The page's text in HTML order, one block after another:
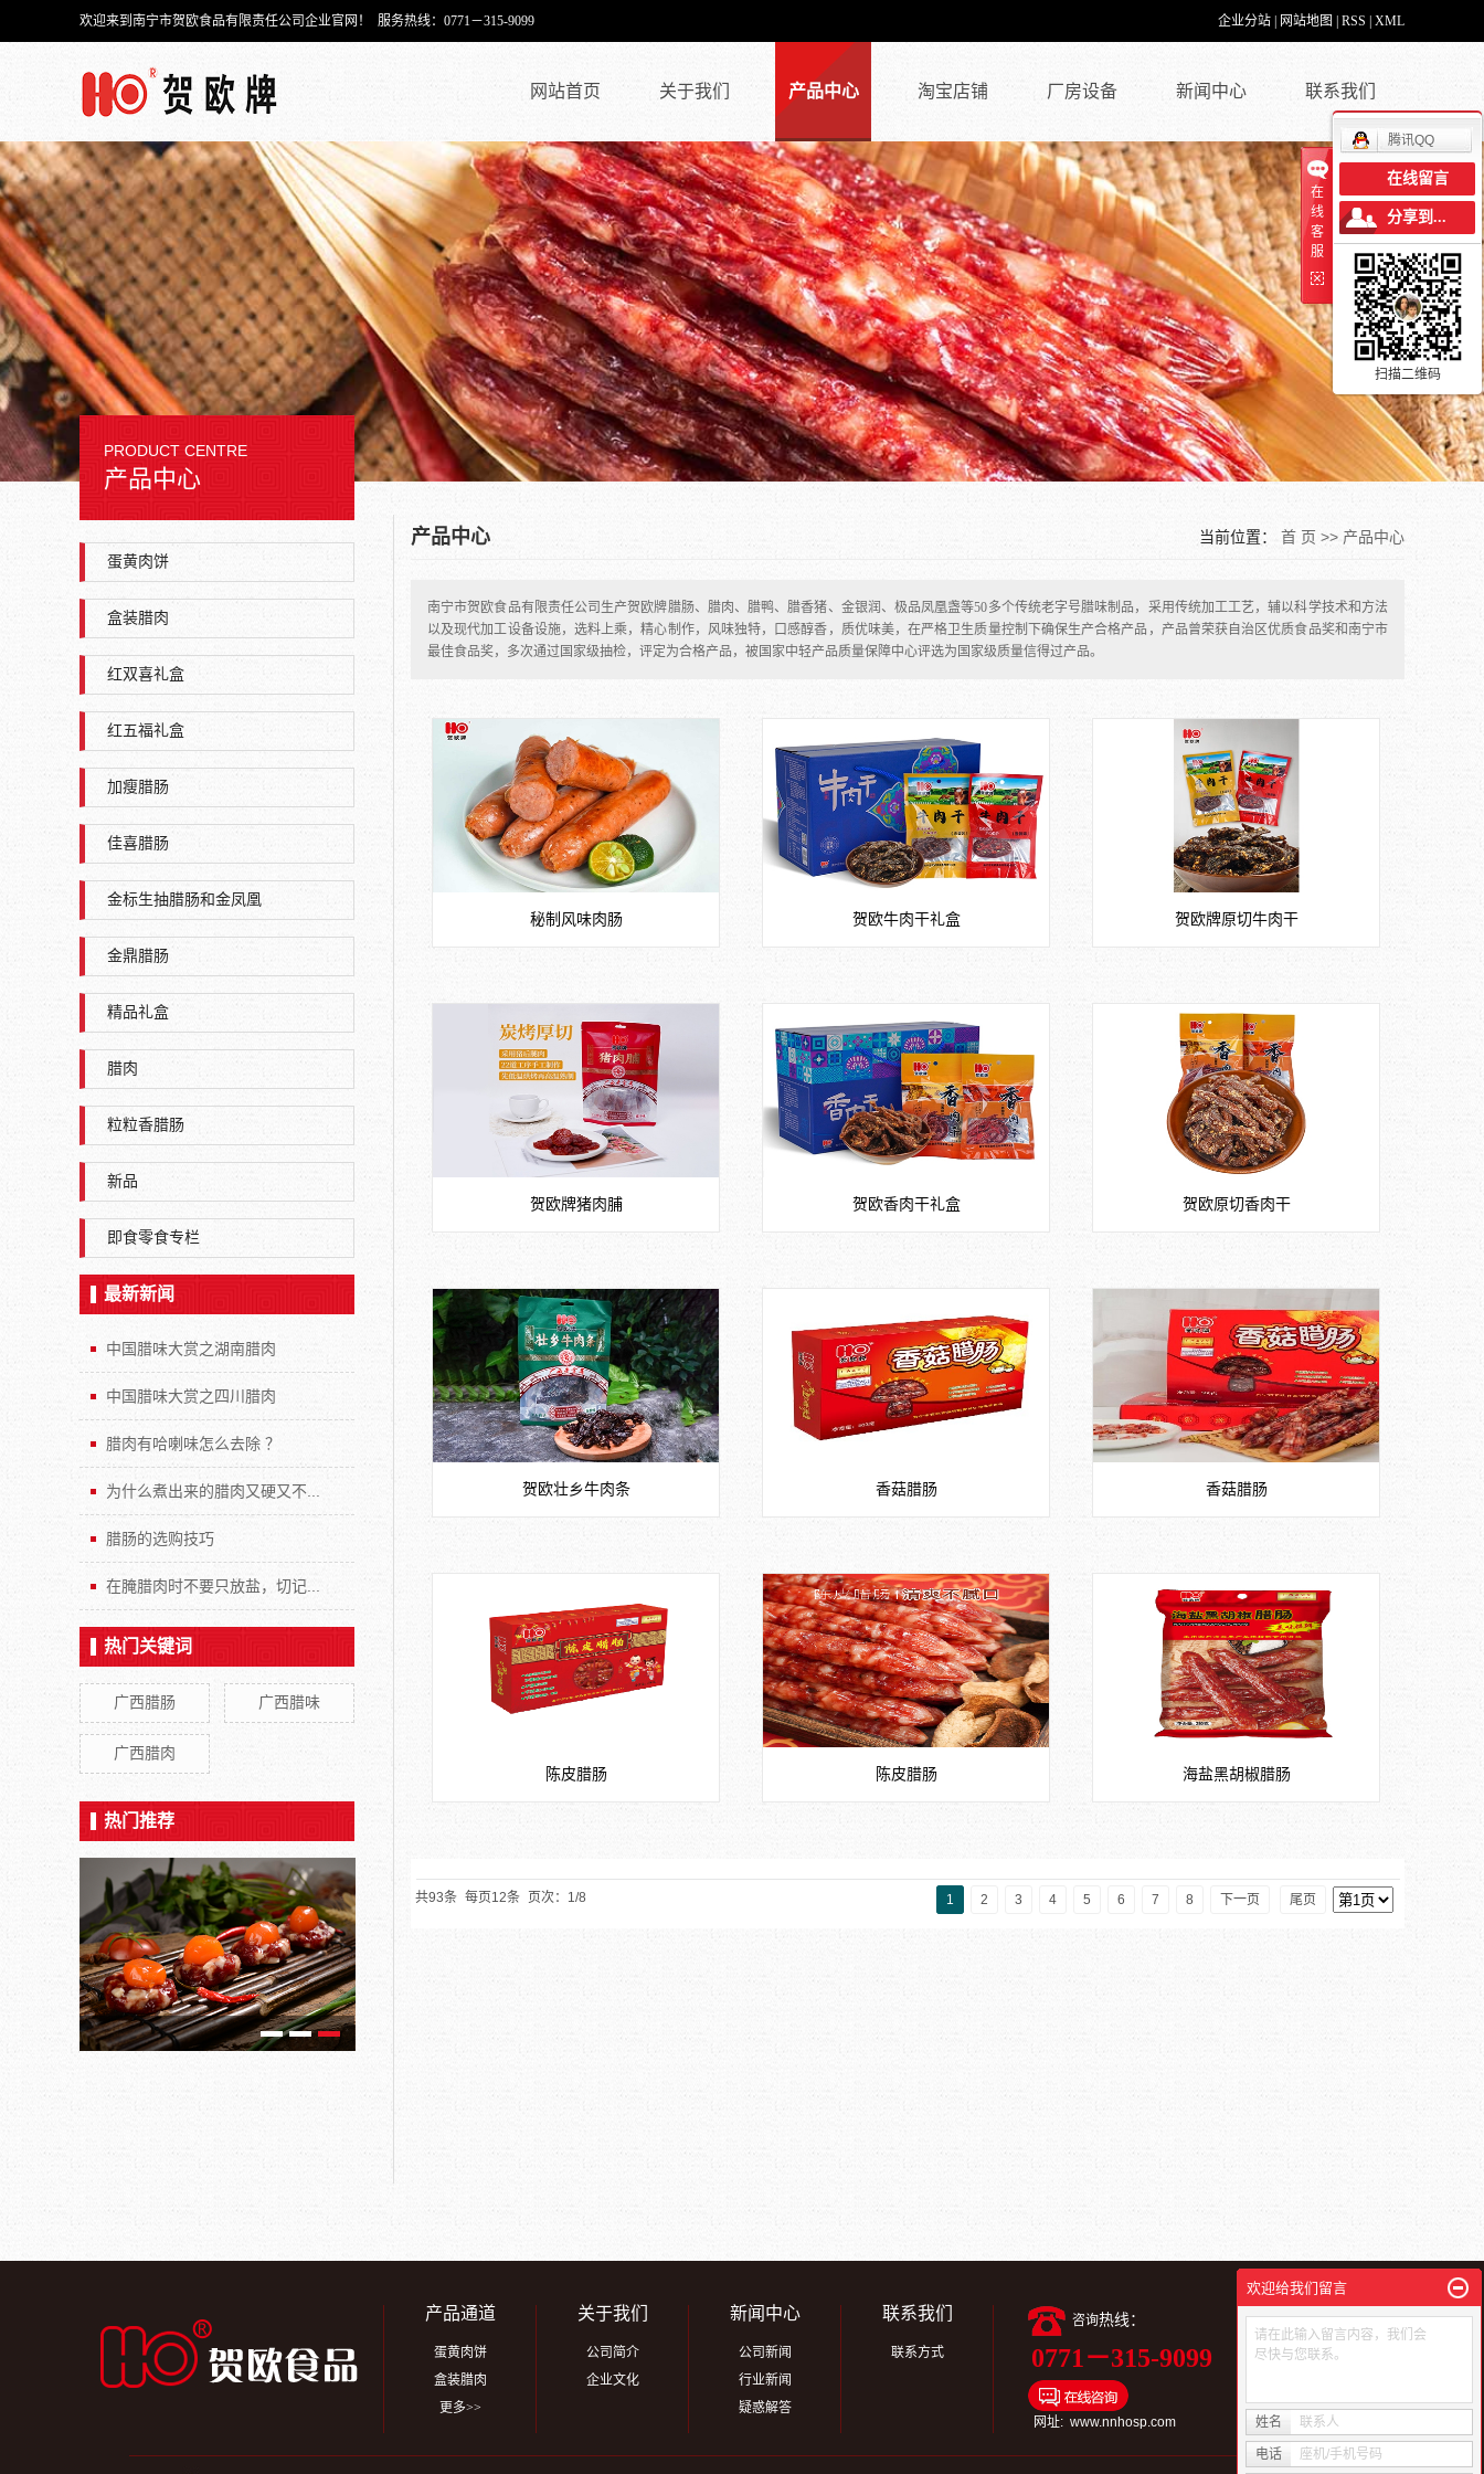
欢迎来到南宁市贺欧食品有限责任公司企业官网！ 服务热线：0771－315-9099 企业分站 网站地图 RSS XML
网站首页 关于我们 产品中心 淘宝店铺 厂房设备 新闻中心 联系我们
PRODUCT CENTRE
产品中心
蛋黄肉饼
盒装腊肉
红双喜礼盒
红五福礼盒
加瘦腊肠
佳喜腊肠
金标生抽腊肠和金凤凰
金鼎腊肠
精品礼盒
腊肉
粒粒香腊肠
新品
即食零食专栏
最新新闻
中国腊味大赏之湖南腊肉
中国腊味大赏之四川腊肉
腊肉有哈喇味怎么去除 ？
为什么煮出来的腊肉又硬又不...
腊肠的选购技巧
在腌腊肉时不要只放盐，切记...
热门关键词
广西腊肠 广西腊味
广西腊肉
热门推荐
产品中心 当前位置： 首 页 >> 产品中心
南宁市贺欧食品有限责任公司生产贺欧牌腊肠、腊肉、腊鸭、腊香猪、金银润、极品凤凰盏等50多个传统老字号腊味制品，采用传统加工工艺，辅以科学技术和方法
以及现代加工设备设施，选料上乘，精心制作，风味独特，口感醇香，质优味美，在严格卫生质量控制下确保生产合格产品，产品曾荣获自治区优质食品奖和南宁市
最佳食品奖，多次通过国家级抽检，评定为合格产品，被国家中轻产品质量保障中心评选为国家级质量信得过产品。
秘制风味肉肠 贺欧牛肉干礼盒 贺欧牌原切牛肉干
贺欧牌猪肉脯 贺欧香肉干礼盒 贺欧原切香肉干
贺欧壮乡牛肉条 香菇腊肠 香菇腊肠
陈皮腊肠 陈皮腊肠 海盐黑胡椒腊肠
共93条 每页12条 页次：1/8 1 2 3 4 5 6 7 8 下一页 尾页
产品通道
蛋黄肉饼
盒装腊肉
更多>>
关于我们
公司简介
企业文化
新闻中心
公司新闻
行业新闻
疑惑解答
联系我们
联系方式
咨询热线：
0771－315-9099
网址: www.nnhosp.com
在
线
客
服
腾讯QQ
在线留言
分享到...
扫描二维码
欢迎给我们留言
请在此输入留言内容，我们会
尽快与您联系。
姓名 联系人
电话 座机/手机号码